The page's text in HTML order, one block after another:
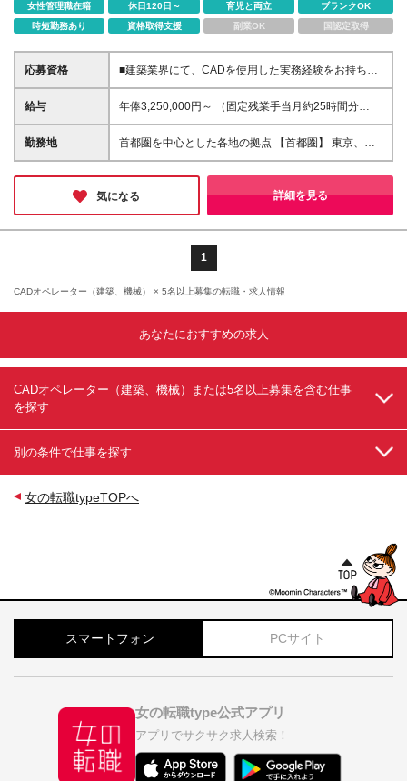
女性管理職在籍
休日120日～ 育児と両立
ブランクOK
時短勤務あり
資格取得支援 副業OK 国認定取得
応募資格
■建築業界にて、CADを使用した実務経験をお持ちの
方歓迎 ┗DigiDもしくはARCHITREND、AutoCAD、
AD-1、DTS、スーパーソフト等の3DCADの経験ある
部門の場合：満期無し ・リフォーム部門の場合：5年
満期 ＝＝＝＝
給与
年俸3,250,000円～ （固定残業手当⽉約25時間分
44,000円/⽉を含む） ※固定残業手当は残業がない場
合も支給し、超過分は別途支給 ※別途報奨⾦：〜30
月あり（期間中の待遇に差異はありません）
勤務地
首都圏を中心とした各地の拠点 【首都圏】 東京、千
葉、埼玉、神奈川 【その他】 愛知、大阪 ┗住居・交
通費会社負担 ※配属先は希望を考慮のうえ決定します
※入社後の3ヶ月の研修期間は新宿で実施します
気になる 詳細を見る
1
CADオペレーター（建築、機械） × 5名以上募集の転職・求人情報
あなたにおすすめの求人
CADオペレーター（建築、機械）または5名以上募集を含む仕事
を探す
別の条件で仕事を探す
女の転職typeTOPへ
スマートフォン PCサイト
女の転職type公式アプリ
アプリでサクサク求人検索！